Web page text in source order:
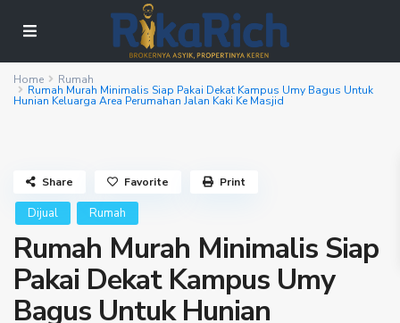
Home Rumah
Rumah Murah Minimalis Siap Pakai Dekat Kampus Umy Bagus Untuk
Hunian Keluarga Area Perumahan Jalan Kaki Ke Masjid
Dijual Rumah
Rumah Murah Minimalis Siap
Pakai Dekat Kampus Umy
Bagus Untuk Hunian
Share Favorite Print